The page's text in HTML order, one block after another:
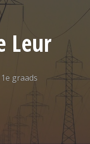
Leur
graads